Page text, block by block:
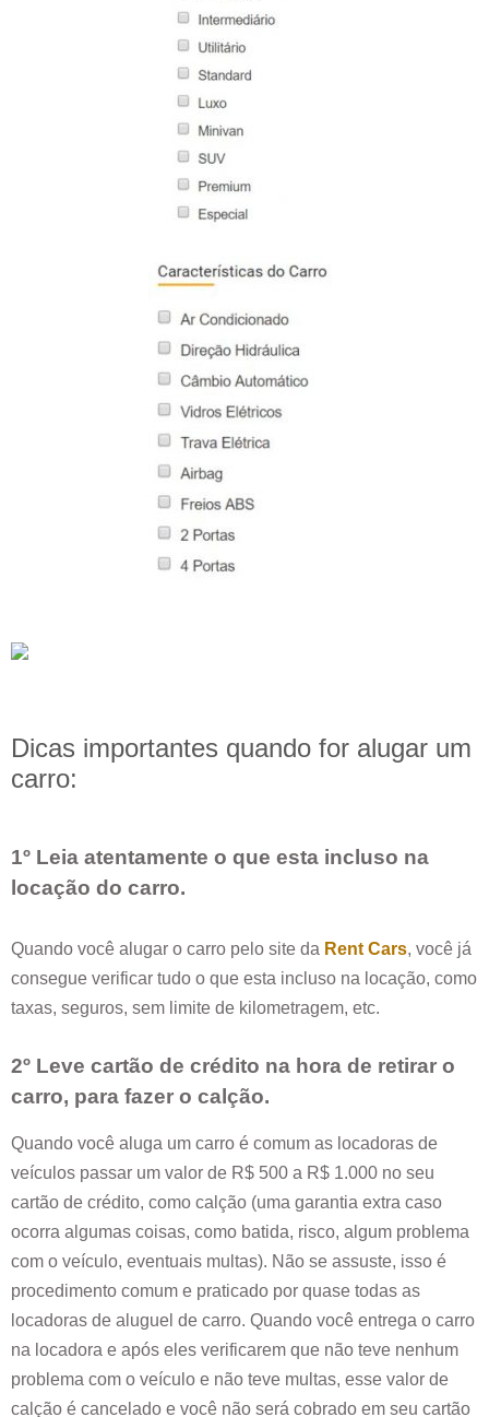
Dicas importantes quando for alugar um
carro:
1º Leia atentamente o que esta incluso na
locação do carro.
Quando você alugar o carro pelo site da Rent Cars, você já
consegue verificar tudo o que esta incluso na locação, como
taxas, seguros, sem limite de kilometragem, etc.
2º Leve cartão de crédito na hora de retirar o
carro, para fazer o calção.
Quando você aluga um carro é comum as locadoras de
veículos passar um valor de R$ 500 a R$ 1.000 no seu
cartão de crédito, como calção (uma garantia extra caso
ocorra algumas coisas, como batida, risco, algum problema
com o veículo, eventuais multas). Não se assuste, isso é
procedimento comum e praticado por quase todas as
locadoras de aluguel de carro. Quando você entrega o carro
na locadora e após eles verificarem que não teve nenhum
problema com o veículo e não teve multas, esse valor de
calção é cancelado e você não será cobrado em seu cartão